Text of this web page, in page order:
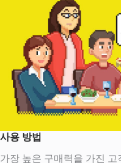
사용 방법
가장 높은 구매력을 가진